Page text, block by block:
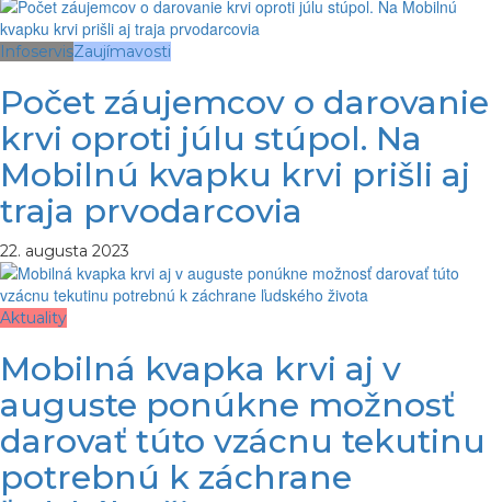
InfoservisZaujímavosti
Počet záujemcov o darovanie
krvi oproti júlu stúpol. Na
Mobilnú kvapku krvi prišli aj
traja prvodarcovia
22. augusta 2023
Aktuality
Mobilná kvapka krvi aj v
auguste ponúkne možnosť
darovať túto vzácnu tekutinu
potrebnú k záchrane